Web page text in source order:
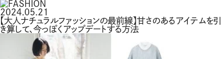
2024.05.21
【大人ナチュラルファッションの最前線】甘さのあるアイテムを引
き算して、今っぽくアップデートする方法